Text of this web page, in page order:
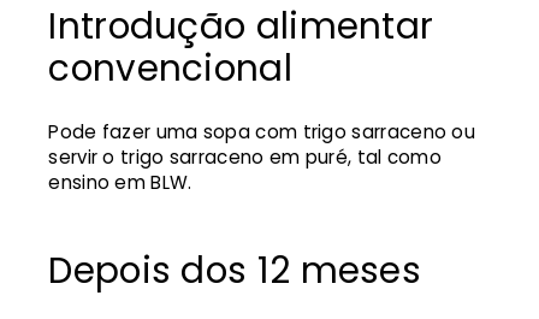
Introdução alimentar
convencional
Pode fazer uma sopa com trigo sarraceno ou
servir o trigo sarraceno em puré, tal como
ensino em BLW.
Depois dos 12 meses